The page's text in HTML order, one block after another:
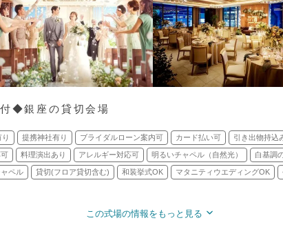
◆銀座の貸切会場
提携神社有り ブライダルローン案内可 カード払い可 引き出物持込
料理演出あり アレルギー対応可 明るいチャペル（自然光） 白基調
ペル 貸切(フロア貸切含む) 和装挙式OK マタニティウエディングOK
この式場の情報をもっと見る